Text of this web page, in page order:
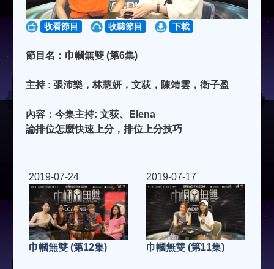
收看節目 收聽節目 下載
節目名：巾幗無雙 (第6集)
主持 : 張沛樂，林慧妍，文荻，陳靖雲，衛子盈
內容：今集主持: 文荻、Elena
論排位怎麼快速上分，排位上分技巧
2019-07-24
巾幗無雙 (第12集)
2019-07-17
巾幗無雙 (第11集)